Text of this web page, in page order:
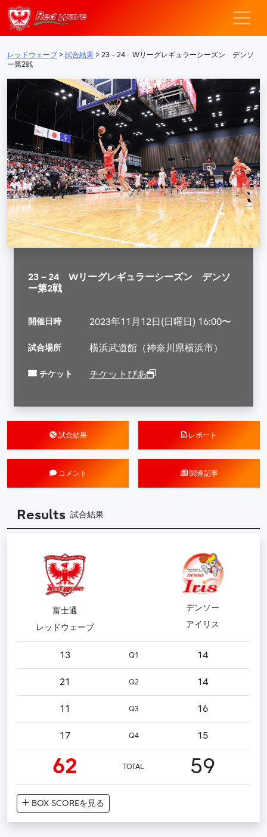
メインナビゲーション
レッドウェー
レッドウェーブ > 試合結果 > 23－24 Wリーグレギュラーシーズン デンソ
ー第2戦
23－24 Wリーグレギュラーシーズン デンソ
ー第2戦
開催日時 2023年11月12日(日曜日) 16:00〜
試合場所 横浜武道館（神奈川県横浜市）
チケット チケットぴあ
試合結果 レポート
コメント 関連記事
Results 試合結果
富士通
レッドウェーブ
デンソー
アイリス
13 Q1 14
21 Q2 14
11 Q3 16
17 Q4 15
62 TOTAL 59
BOX SCOREを見る